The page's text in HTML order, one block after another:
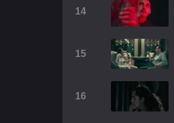
14
15
16